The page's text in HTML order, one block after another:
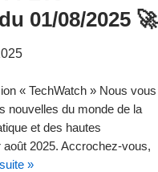
01/08/2025 🚀
« TechWatch » Nous vous
nouvelles du monde de la
et des hautes
2025. Accrochez-vous,
»